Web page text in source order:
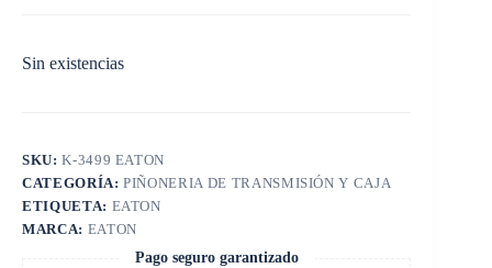
Sin existencias
SKU:K-3499 EATON
CATEGORÍA:PIÑONERIA DE TRANSMISIÓN Y CAJA
ETIQUETA: EATON
MARCA: EATON
Pago seguro garantizado